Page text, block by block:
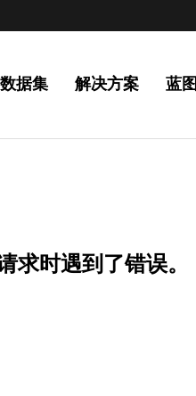
数据集 解决方案 蓝图
求时遇到了错误。